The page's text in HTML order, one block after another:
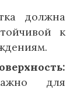
должна
к
для